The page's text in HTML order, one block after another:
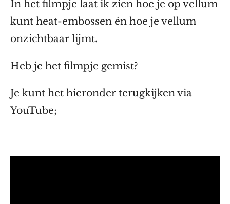
In het filmpje laat ik zien hoe je op vellum
kunt heat-embossen én hoe je vellum
onzichtbaar lijmt.
Heb je het filmpje gemist?
Je kunt het hieronder terugkijken via
YouTube;